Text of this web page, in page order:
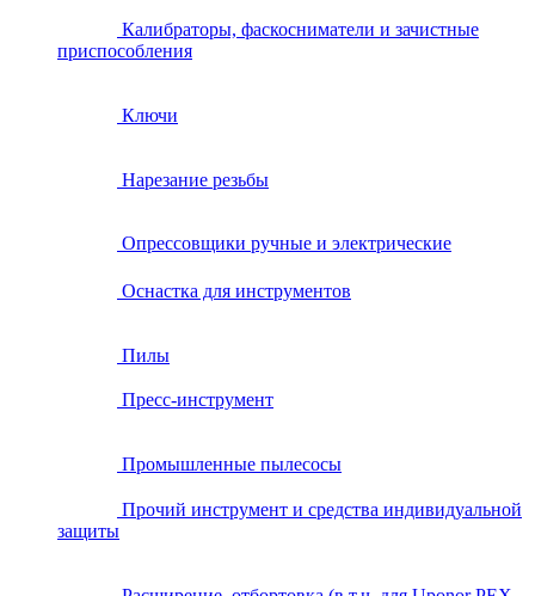
Калибраторы, фаскосниматели и зачистные
приспособления
Ключи
Нарезание резьбы
Опрессовщики ручные и электрические
Оснастка для инструментов
Пилы
Пресс-инструмент
Промышленные пылесосы
Прочий инструмент и средства индивидуальной
защиты